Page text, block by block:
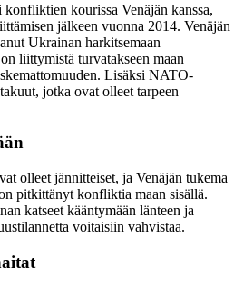
kourissa Venäjän kanssa,
jälkeen vuonna 2014. Venäjän
Ukrainan harkitsemaan
liittymistä turvatakseen maan
Lisäksi NATO-
jotka ovat olleet tarpeen
olleet jännitteiset, ja Venäjän tukema
pitkittänyt konfliktia maan sisällä.
katseet kääntymään länteen ja
voitaisiin vahvistaa.